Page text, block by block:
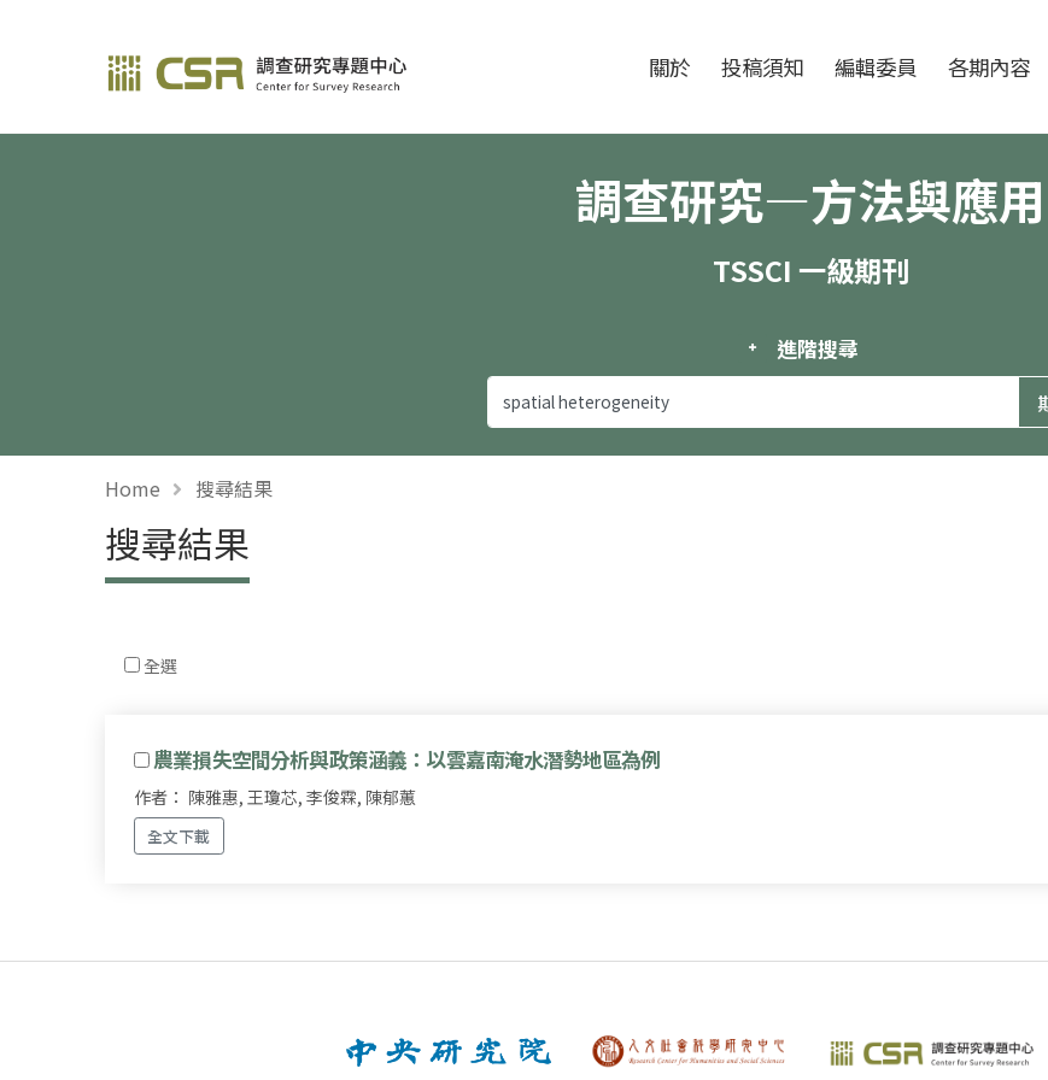
調查研究—方法與應用期刊 關於 投稿須知 編輯委員 各期內容
調查研究—方法與應用
TSSCI 一級期刊
進階搜尋
Home 搜尋結果
搜尋結果
全選
農業損失空間分析與政策涵義：以雲嘉南淹水潛勢地區為例
作者： 陳雅惠, 王瓊芯, 李俊霖, 陳郁蕙
全文下載